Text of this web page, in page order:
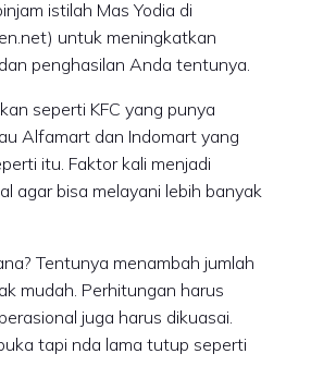
istilah Mas Yodia di
untuk meningkatkan
penghasilan Anda tentunya.
seperti KFC yang punya
Alfamart dan Indomart yang
itu. Faktor kali menjadi
agar bisa melayani lebih banyak
Tentunya menambah jumlah
mudah. Perhitungan harus
juga harus dikuasai.
tapi nda lama tutup seperti